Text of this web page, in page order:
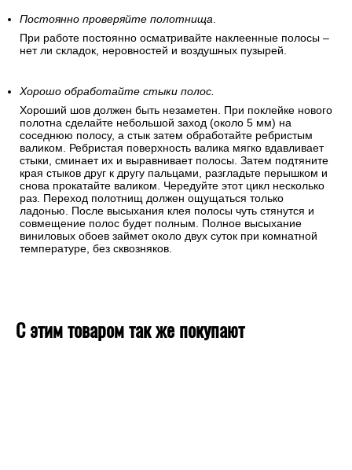
Постоянно проверяйте полотнища.
При работе постоянно осматривайте наклеенные полосы –
нет ли складок, неровностей и воздушных пузырей.
Хорошо обработайте стыки полос.
Хороший шов должен быть незаметен. При поклейке нового
полотна сделайте небольшой заход (около 5 мм) на
соседнюю полосу, а стык затем обработайте ребристым
валиком. Ребристая поверхность валика мягко вдавливает
стыки, сминает их и выравнивает полосы. Затем подтяните
края стыков друг к другу пальцами, разгладьте перышком и
снова прокатайте валиком. Чередуйте этот цикл несколько
раз. Переход полотнищ должен ощущаться только
ладонью. После высыхания клея полосы чуть стянутся и
совмещение полос будет полным. Полное высыхание
виниловых обоев займет около двух суток при комнатной
температуре, без сквозняков.
С этим товаром так же покупают